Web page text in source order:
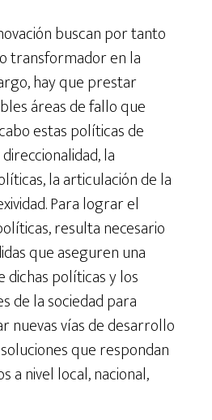
buscan por tanto
transformador en la
hay que prestar
áreas de fallo que
estas políticas de
la
la articulación de la
Para lograr el
resulta necesario
que aseguren una
políticas y los
de la sociedad para
nuevas vías de desarrollo
que respondan
a nivel local, nacional,